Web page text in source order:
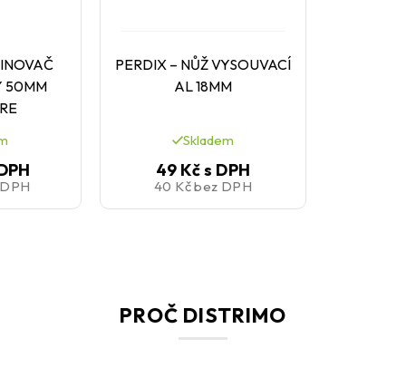
50MM
PERDIX – NŮŽ VYSOUVACÍ
AL 18MM
Skladem
49 Kčs DPH
40 Kčbez DPH
PROČ DISTRIMO